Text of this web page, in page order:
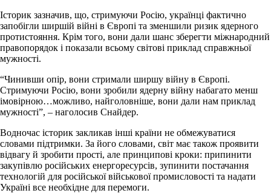
Історик зазначив, що, стримуючи Росію, українці фактично
запобігли ширшій війні в Європі та зменшили ризик ядерного
протистояння. Крім того, вони дали шанс зберегти міжнародний
правопорядок і показали всьому світові приклад справжньої
мужності.
“Чинивши опір, вони стримали ширшу війну в Європі.
Стримуючи Росію, вони зробили ядерну війну набагато менш
імовірною…можливо, найголовніше, вони дали нам приклад
мужності”, – наголосив Снайдер.
Водночас історик закликав інші країни не обмежуватися
словами підтримки. За його словами, світ має також проявити
відвагу й зробити прості, але принципові кроки: припинити
закупівлю російських енергоресурсів, зупинити постачання
технологій для російської військової промисловості та надати
Україні все необхідне для перемоги.